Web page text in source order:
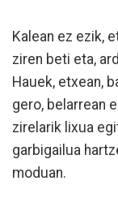
Kalean ez ezik,
ziren beti eta,
Hauek, etxean,
gero, belarrean
zirelarik lixua
garbigailua
moduan.